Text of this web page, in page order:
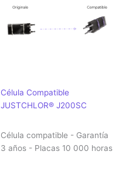
Célula Compatible
JUSTCHLOR® J200SC
Célula compatible - Garantía
3 años - Placas 10 000 horas